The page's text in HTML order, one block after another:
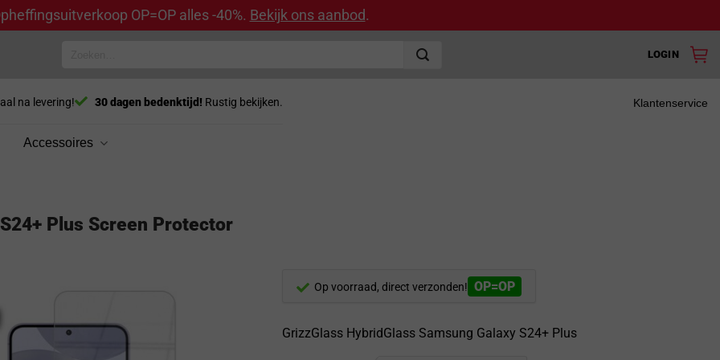
OP=OP alles -40%. Bekijk ons aanbod.
LOGIN
na levering! 30 dagen bedenktijd! Rustig bekijken. Klantenservice
Accessoires
Plus Screen Protector
Op voorraad, direct verzonden! OP=OP
GrizzGlass HybridGlass Samsung Galaxy S24+ Plus